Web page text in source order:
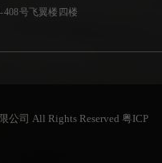
号飞翼楼四楼
公司 All Rights Reserved 粤ICP